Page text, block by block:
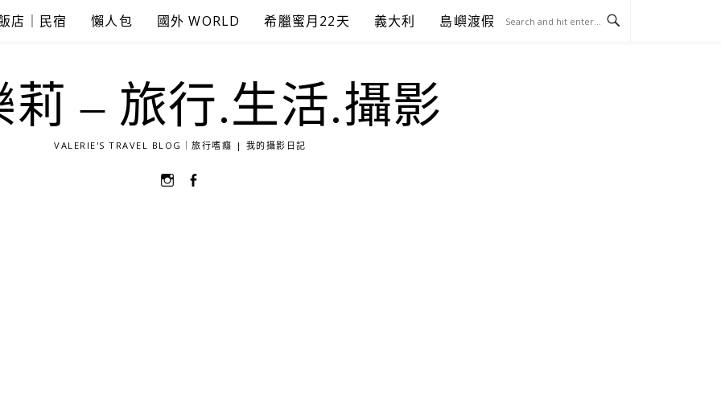
店｜民宿 懶人包 國外 WORLD 希臘蜜月22天 義大利 島嶼渡假
莉 – 旅行.生活.攝影
VALERIE'S TRAVEL BLOG｜旅行嗜癮 | 我的攝影日記
選